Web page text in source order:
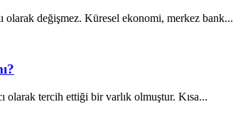
olarak değişmez. Küresel ekonomi, merkez bank...
olarak tercih ettiği bir varlık olmuştur. Kısa...